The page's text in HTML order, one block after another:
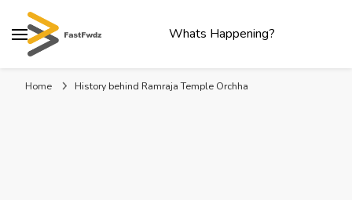
Whats Happening?
Home History behind Ramraja Temple Orchha